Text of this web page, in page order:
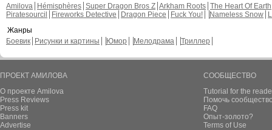
Amilova
Hémisphères Super Dragon Bros Z Arkham Roots The Heart Of Earth
Piratesourcil
Fireworks Detective Dragon Piece Fuck You! Nameless Snow
Жанры
Боевик
Рисунки и картины Юмор Мелодрама Триллер
ПРОЕКТ АМИЛОВА
О проекте Amilova
Press Reviews
Press kit
Banners
Advertise
СООБЩЕСТВО
Tutorial for the
Помочь
FAQ
Опыт-золото?
Terms of Use